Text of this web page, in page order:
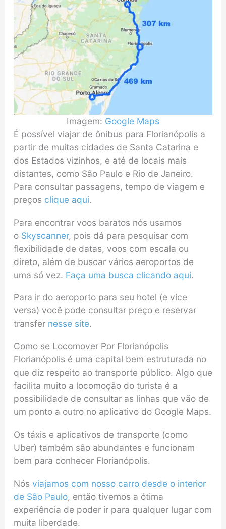
Imagem: Google Maps
É possível viajar de ônibus para Florianópolis a
partir de muitas cidades de Santa Catarina e
dos Estados vizinhos, e até de locais mais
distantes, como São Paulo e Rio de Janeiro.
Para consultar passagens, tempo de viagem e
preços clique aqui.
Para encontrar voos baratos nós usamos
o Skyscanner, pois dá para pesquisar com
flexibilidade de datas, voos com escala ou
direto, além de buscar vários aeroportos de
uma só vez. Faça uma busca clicando aqui.
Para ir do aeroporto para seu hotel (e vice
versa) você pode consultar preço e reservar
transfer nesse site.
Como se Locomover Por Florianópolis
Florianópolis é uma capital bem estruturada no
que diz respeito ao transporte público. Algo que
facilita muito a locomoção do turista é a
possibilidade de consultar as linhas que vão de
um ponto a outro no aplicativo do Google Maps.
Os táxis e aplicativos de transporte (como
Uber) também são abundantes e funcionam
bem para conhecer Florianópolis.
Nós viajamos com nosso carro desde o interior
de São Paulo, então tivemos a ótima
experiência de poder ir para qualquer lugar com
muita liberdade.